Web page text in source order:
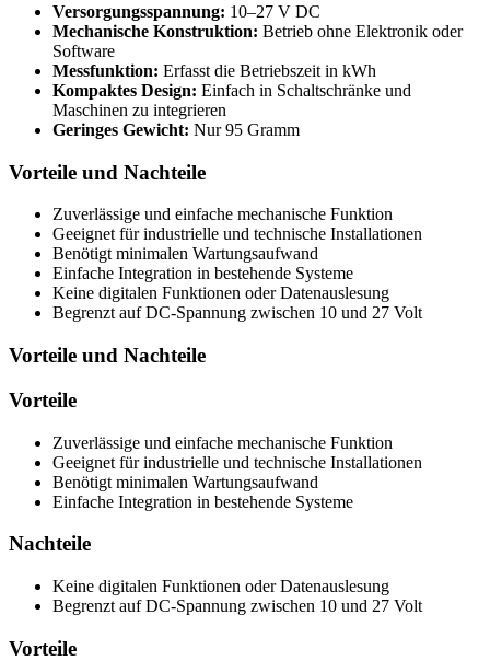
Versorgungsspannung: 10–27 V DC
Mechanische Konstruktion: Betrieb ohne Elektronik oder
Software
Messfunktion: Erfasst die Betriebszeit in kWh
Kompaktes Design: Einfach in Schaltschränke und
Maschinen zu integrieren
Geringes Gewicht: Nur 95 Gramm
Vorteile und Nachteile
Zuverlässige und einfache mechanische Funktion
Geeignet für industrielle und technische Installationen
Benötigt minimalen Wartungsaufwand
Einfache Integration in bestehende Systeme
Keine digitalen Funktionen oder Datenauslesung
Begrenzt auf DC-Spannung zwischen 10 und 27 Volt
Vorteile und Nachteile
Vorteile
Zuverlässige und einfache mechanische Funktion
Geeignet für industrielle und technische Installationen
Benötigt minimalen Wartungsaufwand
Einfache Integration in bestehende Systeme
Nachteile
Keine digitalen Funktionen oder Datenauslesung
Begrenzt auf DC-Spannung zwischen 10 und 27 Volt
Vorteile